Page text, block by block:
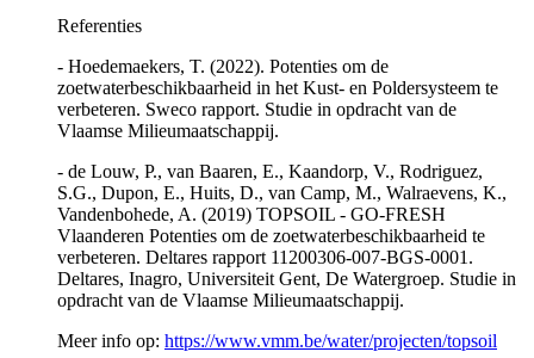
Referenties
- Hoedemaekers, T. (2022). Potenties om de
zoetwaterbeschikbaarheid in het Kust- en Poldersysteem te
verbeteren. Sweco rapport. Studie in opdracht van de
Vlaamse Milieumaatschappij.
- de Louw, P., van Baaren, E., Kaandorp, V., Rodriguez,
S.G., Dupon, E., Huits, D., van Camp, M., Walraevens, K.,
Vandenbohede, A. (2019) TOPSOIL - GO-FRESH
Vlaanderen Potenties om de zoetwaterbeschikbaarheid te
verbeteren. Deltares rapport 11200306-007-BGS-0001.
Deltares, Inagro, Universiteit Gent, De Watergroep. Studie in
opdracht van de Vlaamse Milieumaatschappij.
Meer info op: https://www.vmm.be/water/projecten/topsoil